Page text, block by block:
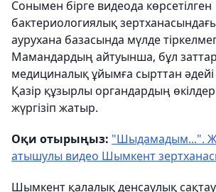
Сонымен бірге видеода көрсетілген
бактериологиялық
аурухана базасында мүлде
Мамандардың айтуынша, бұл
медициналық ұйымға сырттан
Қазір құзырлы органдардың
жүргізіп жатыр.
Оқи отырыңыз: "Шыдамадым...".
атышулы видео Шымкент
Шымкент қалалық денсаулық